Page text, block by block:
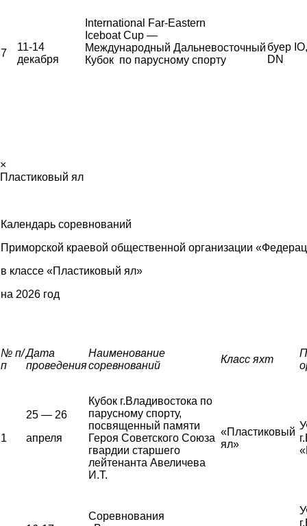
7
11-14
декабря
International Far-Eastern
Iceboat Cup —
Международный Дальневосточный
Кубок по парусному спорту
буер
DN
×
Пластиковый ял
Календарь соревнований
Приморской краевой общественной организации
в классе «Пластиковый ял»
на 2026 год
№ п/
п
Дата
проведения
Наименование
соревнований
Класс яхт
1
25 — 26
апреля
Кубок г.Владивостока по
парусному спорту,
посвященный памяти
Героя Советского Союза
гвардии старшего
лейтенанта Авеличева
И.Т.
«Пластиковый
ял»
Соревнования